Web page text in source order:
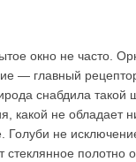
окно не часто.
— главный
снабдила такой
какой не обладает
Голуби не
стеклянное полотно